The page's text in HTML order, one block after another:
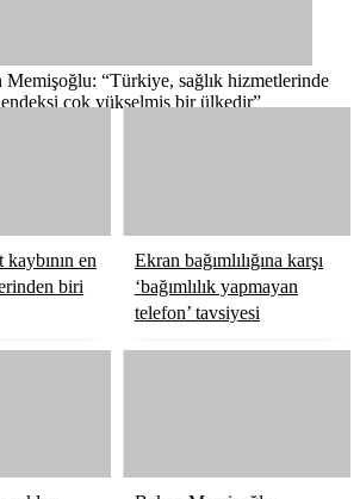
Memişoğlu: “Türkiye, sağlık hizmetlerinde
çok yükselmiş bir ülkedir”
en
biri
Ekran bağımlılığına karşı
‘bağımlılık yapmayan
telefon’ tavsiyesi